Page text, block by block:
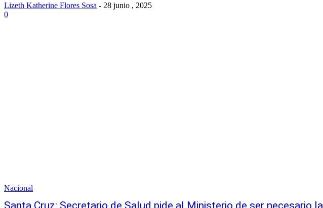
Lizeth Katherine Flores Sosa - 28 junio , 2025
0
Nacional
Santa Cruz: Secretario de Salud pide al Ministerio de ser necesario la